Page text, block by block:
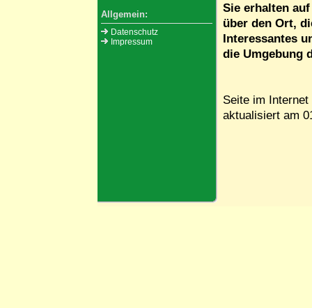
Allgemein:
Datenschutz
Impressum
Sie erhalten
über den Ort,
Interessantes
die Umgebung
Seite im
aktualisiert am